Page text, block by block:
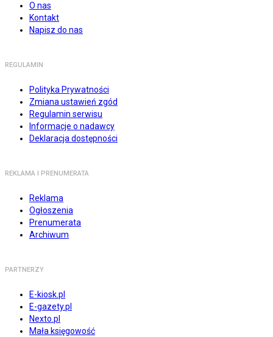
O nas
Kontakt
Napisz do nas
REGULAMIN
Polityka Prywatności
Zmiana ustawień zgód
Regulamin serwisu
Informacje o nadawcy
Deklaracja dostępności
REKLAMA I PRENUMERATA
Reklama
Ogłoszenia
Prenumerata
Archiwum
PARTNERZY
E-kiosk.pl
E-gazety.pl
Nexto.pl
Mała księgowość